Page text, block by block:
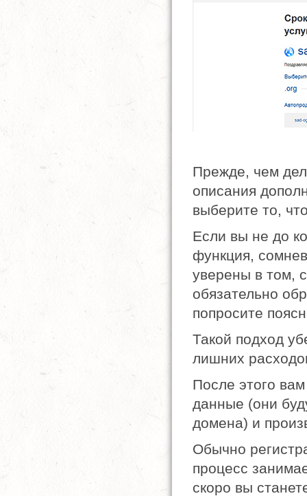
Прежде, чем
описания
выберите то,
Если вы не до
функция,
уверены в том,
обязательно
попросите
Такой подход
лишних
После этого
данные (они
домена) и
Обычно
процесс
скоро вы